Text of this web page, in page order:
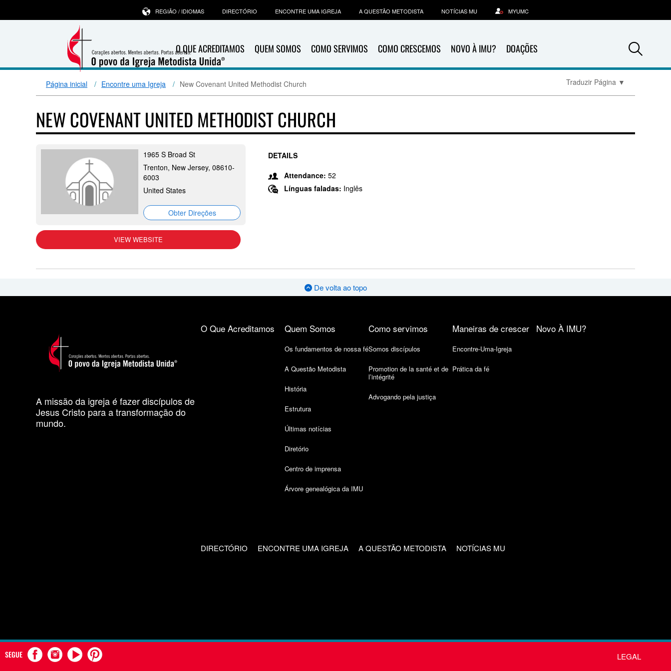
O QUE ACREDITAMOS QUEM SOMOS COMO SERVIMOS COMO CRESCEMOS NOVO À IMU? DOAÇÕES
REGIÃO / IDIOMAS DIRECTÓRIO ENCONTRE UMA IGREJA A QUESTÃO METODISTA NOTÍCIAS MU MYUMC
Página inicial Encontre uma Igreja New Covenant United Methodist Church Traduzir Página ▼
NEW COVENANT UNITED METHODIST CHURCH
1965 S Broad St
Trenton, New Jersey, 08610-
6003
United States
Obter Direções
VIEW WEBSITE
DETAILS
Attendance: 52
Línguas faladas: Inglês
De volta ao topo
A missão da igreja é fazer discípulos de
Jesus Cristo para a transformação do
mundo.
O Que Acreditamos Quem Somos
Os fundamentos de nossa fé
A Questão Metodista
História
Estrutura
Últimas notícias
Diretório
Centro de imprensa
Árvore genealógica da IMU
Como servimos
Somos discípulos
Promotion de la santé et de
l’intégrité
Advogando pela justiça
Maneiras de crescer
Encontre-Uma-Igreja
Prática da fé
Novo À IMU?
DIRECTÓRIO ENCONTRE UMA IGREJA A QUESTÃO METODISTA NOTÍCIAS MU
SEGUE LEGAL